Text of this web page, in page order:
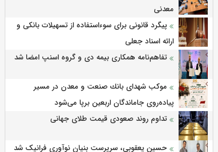
معدنی
پیگرد قانونی برای سوءاستفاده از تسهیلات بانکی و
ارائه اسناد جعلی
تفاهم‌نامه همکاری بیمه دی و گروه اسنپ امضا شد
موكب شهدای بانك صنعت و معدن در مسیر
پیاده‌روی جاماندگان اربعین برپا می‌شود
تداوم روند صعودی قیمت طلای جهانی
حسین یعقوبی، سرپرست بنیان نوآوری فرانیک شد